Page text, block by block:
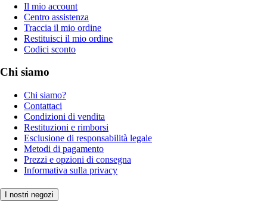
Il mio account
Centro assistenza
Traccia il mio ordine
Restituisci il mio ordine
Codici sconto
Chi siamo
Chi siamo?
Contattaci
Condizioni di vendita
Restituzioni e rimborsi
Esclusione di responsabilità legale
Metodi di pagamento
Prezzi e opzioni di consegna
Informativa sulla privacy
I nostri negozi